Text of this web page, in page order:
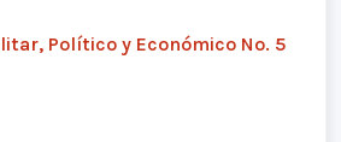
Político y Económico No. 5